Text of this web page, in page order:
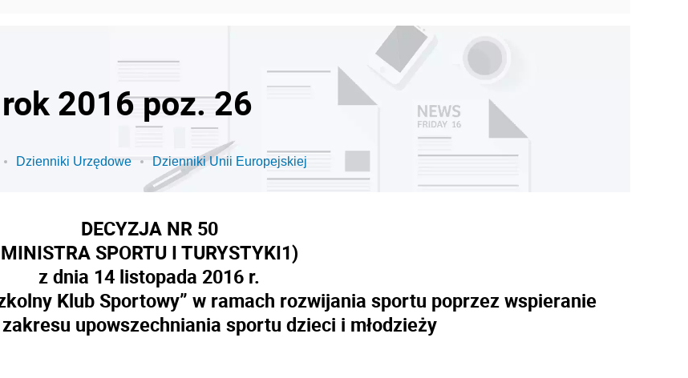
2016 poz. 26
Dzienniki Urzędowe Dzienniki Unii Europejskiej
DECYZJA NR 50
MINISTRA SPORTU I TURYSTYKI1)
z dnia 14 listopada 2016 r.
Klub Sportowy” w ramach rozwijania sportu poprzez wspieranie
upowszechniania sportu dzieci i młodzieży